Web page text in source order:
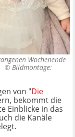
Wochenende
© Bildmontage:
von "Die
bekommt die
Einblicke in das
die Kanäle